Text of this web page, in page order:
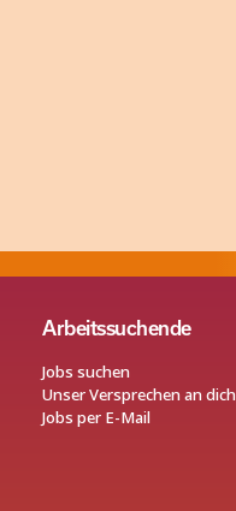
Arbeitssuchende
Jobs suchen
Unser Versprechen an dich
Jobs per E-Mail